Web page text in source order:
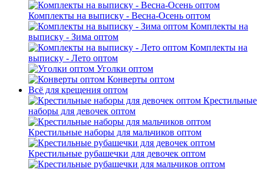
Комплекты на выписку - Весна-Осень оптом
Комплекты на
выписку - Зима оптом
Комплекты на
выписку - Лето оптом
Уголки оптом
Конверты оптом
Всё для крещения оптом
Крестильные
наборы для девочек оптом
Крестильные наборы для мальчиков оптом
Крестильные рубашечки для девочек оптом